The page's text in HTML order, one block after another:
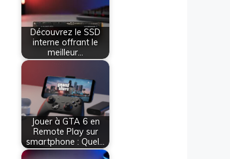
Découvrez le SSD
interne offrant le
meilleur…
Jouer à GTA 6 en
Remote Play sur
smartphone : Quel…